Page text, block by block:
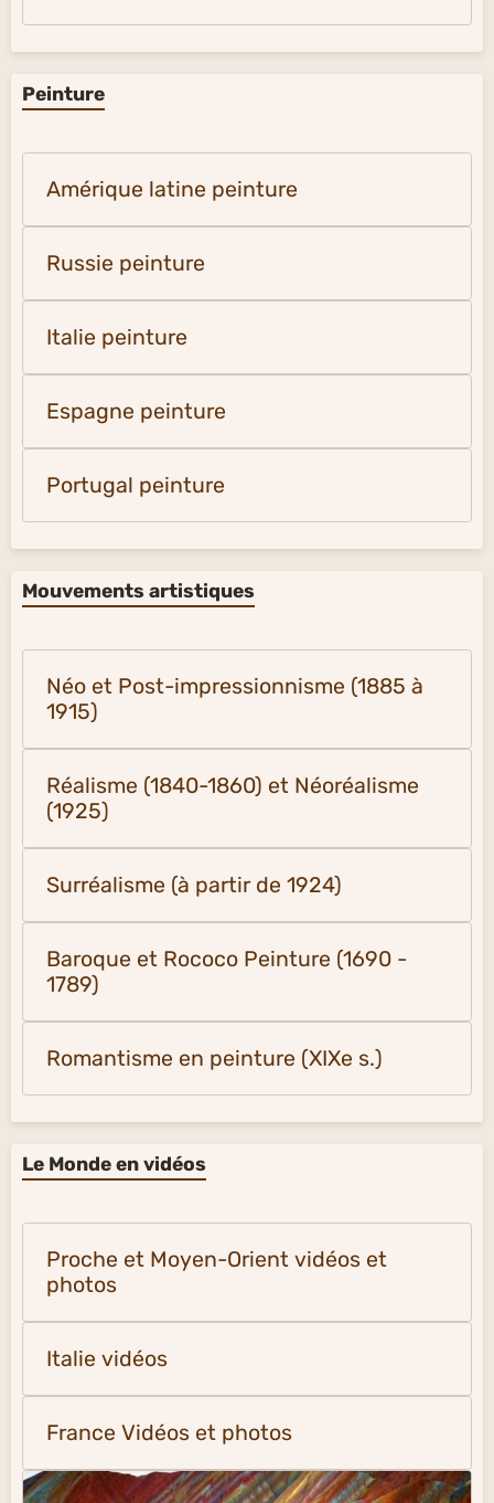
Peinture
Amérique latine peinture
Russie peinture
Italie peinture
Espagne peinture
Portugal peinture
Mouvements artistiques
Néo et Post-impressionnisme (1885 à
1915)
Réalisme (1840-1860) et Néoréalisme
(1925)
Surréalisme (à partir de 1924)
Baroque et Rococo Peinture (1690 -
1789)
Romantisme en peinture (XIXe s.)
Le Monde en vidéos
Proche et Moyen-Orient vidéos et
photos
Italie vidéos
France Vidéos et photos